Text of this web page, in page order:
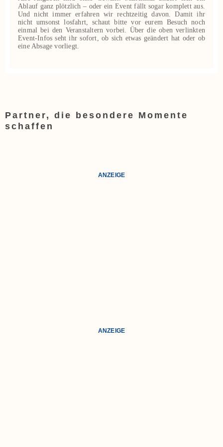
Ablauf ganz plötzlich – oder ein Event fällt sogar komplett aus.
Und nicht immer erfahren wir rechtzeitig davon. Damit ihr
nicht umsonst losfahrt, schaut bitte vor eurem Besuch noch
einmal bei den Veranstaltern vorbei. Über die oben verlinkten
Event‑Infos seht ihr sofort, ob sich etwas geändert hat oder ob
eine Absage vorliegt.
Partner, die besondere Momente
schaffen
ANZEIGE
ANZEIGE